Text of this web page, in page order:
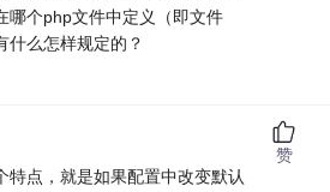
哪个php文件中定义（即文件
什么怎样规定的？
特点，就是如果配置中改变默认
赞